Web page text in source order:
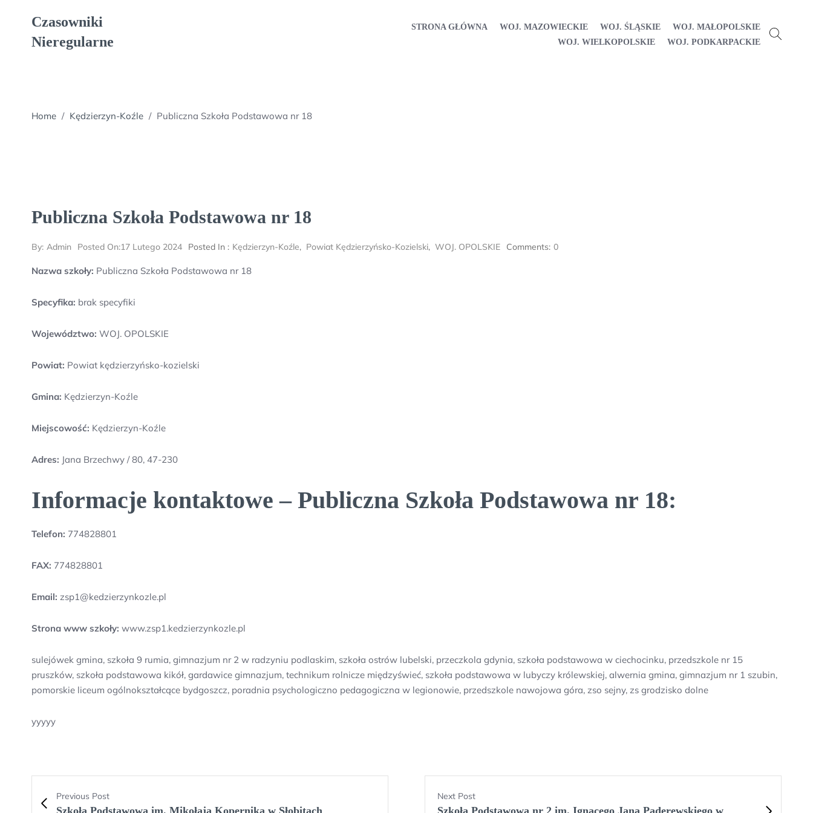
Czasowniki
Nieregularne
STRONA GŁÓWNA WOJ. MAZOWIECKIE WOJ. ŚLĄSKIE
WOJ. MAŁOPOLSKIE
WOJ. WIELKOPOLSKIE
WOJ. PODKARPACKIE
Home / Kędzierzyn-Koźle / Publiczna Szkoła Podstawowa nr 18
Publiczna Szkoła Podstawowa nr 18
By: Admin Posted On:17 Lutego 2024 Posted In : Kędzierzyn-Koźle, Powiat Kędzierzyńsko-Kozielski, WOJ. OPOLSKIE Comments: 0
Nazwa szkoły: Publiczna Szkoła Podstawowa nr 18
Specyfika: brak specyfiki
Województwo: WOJ. OPOLSKIE
Powiat: Powiat kędzierzyńsko-kozielski
Gmina: Kędzierzyn-Koźle
Miejscowość: Kędzierzyn-Koźle
Adres: Jana Brzechwy / 80, 47-230
Informacje kontaktowe – Publiczna Szkoła Podstawowa nr 18:
Telefon: 774828801
FAX: 774828801
Email: zsp1@kedzierzynkozle.pl
Strona www szkoły: www.zsp1.kedzierzynkozle.pl
sulejówek gmina, szkoła 9 rumia, gimnazjum nr 2 w radzyniu podlaskim, szkoła ostrów lubelski, przeczkola gdynia, szkoła podstawowa w ciechocinku, przedszkole nr 15
pruszków, szkoła podstawowa kikół, gardawice gimnazjum, technikum rolnicze międzyświeć, szkoła podstawowa w lubyczy królewskiej, alwernia gmina, gimnazjum nr 1 szubin,
pomorskie liceum ogólnokształcące bydgoszcz, poradnia psychologiczno pedagogiczna w legionowie, przedszkole nawojowa góra, zso sejny, zs grodzisko dolne
yyyyy
Previous Post
Szkoła Podstawowa im. Mikołaja Kopernika w Słobitach
Next Post
Szkoła Podstawowa nr 2 im. Ignacego Jana Paderewskiego w